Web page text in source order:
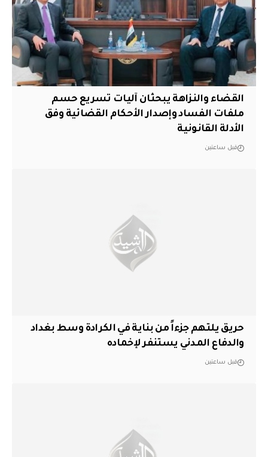
القضاء والنزاهة يبحثان آليات تسريع حسم
ملفات الفساد وإصدار الأحكام القضائية وفق
الأدلة القانونية
قبل ساعتين
حريق يلتهم جزءاً من بناية في الكرادة وسط بغداد
والدفاع المدني يستنفر لإخماده
قبل ساعتين